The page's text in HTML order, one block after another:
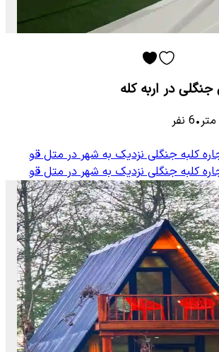
جنگلی در اربه کله
متر•
6 نفر
کلبه جنگلی نزدیک به شهر در متل قو
کلبه جنگلی نزدیک به شهر در متل قو